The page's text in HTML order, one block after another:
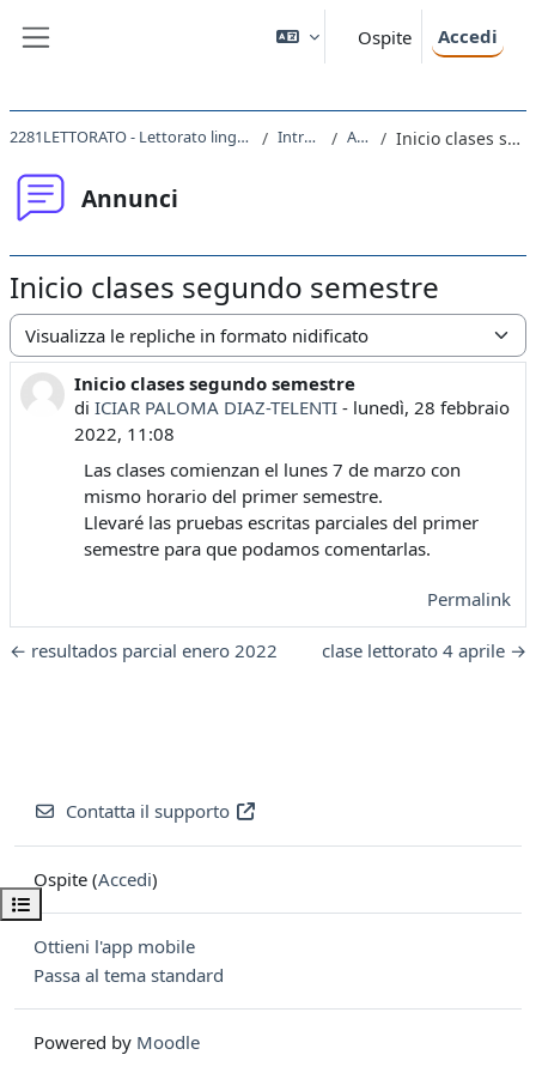
Ospite Accedi
Apri indice del corso
2281LETTORATO - Lettorato lingua spagnola 1 principianti 2021 Introduzione Annunci Inicio clases segundo semestre
Annunci
Inicio clases segundo semestre
Modalità visualizzazione
Inicio clases segundo semestre
di ICIAR PALOMA DIAZ-TELENTI- lunedì, 28 febbraio
2022, 11:08
Numero di risposte: 0
Las clases comienzan el lunes 7 de marzo con
mismo horario del primer semestre.
Llevaré las pruebas escritas parciales del primer
semestre para que podamos comentarlas.
Permalink
← resultados parcial enero 2022 clase lettorato 4 aprile →
Contatta il supporto
Ospite (Accedi)
Ottieni l'app mobile
Passa al tema standard
Powered by Moodle